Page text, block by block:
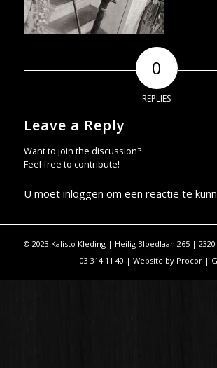
0
REPLIES
Leave a Reply
Want to join the discussion?
Feel free to contribute!
U moet inloggen om een reactie te
© 2023 Kalisto Kleding | Heilig Bloedlaan 265 |
03 314 11 40 | Website by Procor |